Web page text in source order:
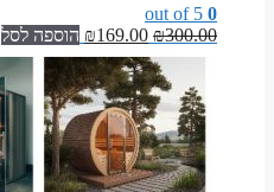
0
₪300.00
המחיר
המקורי
היה:
₪300.00.
₪169.00
המחיר
הנוכחי
הוא:
₪169.00.
הוספה לסל